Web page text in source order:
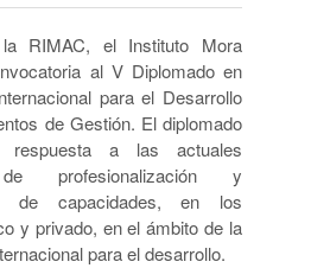
RIMAC, el Instituto Mora
al V Diplomado en
para el Desarrollo
de Gestión. El diplomado
respuesta a las actuales
profesionalización y
de capacidades, en los
y privado, en el ámbito de la
para el desarrollo.